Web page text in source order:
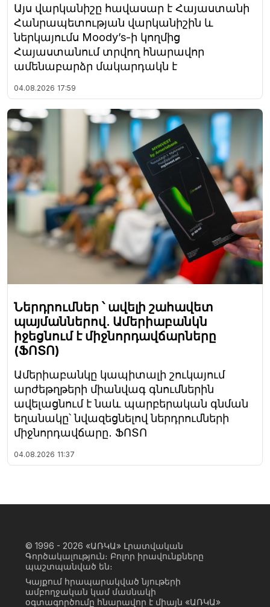
Այս վարկանիշը հավասար է Հայաստանի
Հանրապետության վարկանիշին և
ներկայումս Moody’s-ի կողմից
Հայաստանում տրվող հնարավոր
ամենաբարձր մակարդակն է
04.08.2026 17:59
Ներդրումներ ՝ ավելի շահավետ
պայմաններով. Ամերիաբանկն
իջեցնում է միջնորդավճարները
(ՖՈՏՈ)
Ամերիաբանկը կապիտալի շուկայում
արժեթղթերի միանվագ գնումներին
ավելացնում է նաև պարբերական գնման
եղանակը՝ նվազեցնելով ներդրումների
միջնորդավճարը․ ՖՈՏՈ
04.08.2026 11:37
© 1996 - 2026 «ԱՌԿԱ» Լրատվական
Գործակալություն։ Բոլոր իրավունքները
պաշտպանված են։
Կայքում հրապարակված նյութերի
ամբողջական կամ մասնակի
օգտագործումը հնարավոր է միայն «ԱՌԿԱ»